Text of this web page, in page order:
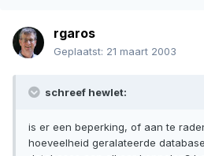
rgaros
Geplaatst: 21 maart 2003
schreef hewlet:
is er een beperking, of aan te
hoeveelheid geralateerde